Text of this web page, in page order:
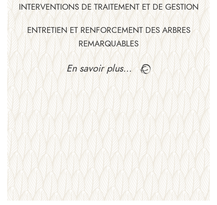
INTERVENTIONS DE TRAITEMENT ET DE GESTION
ENTRETIEN ET RENFORCEMENT DES ARBRES
REMARQUABLES
En savoir plus…